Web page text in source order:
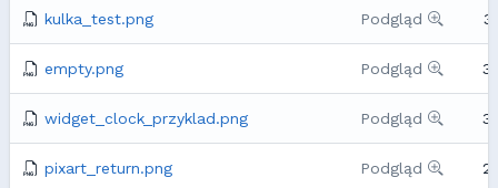
kulka_test.png Podgląd
empty.png Podgląd
widget_clock_przyklad.png Podgląd
pixart_return.png Podgląd